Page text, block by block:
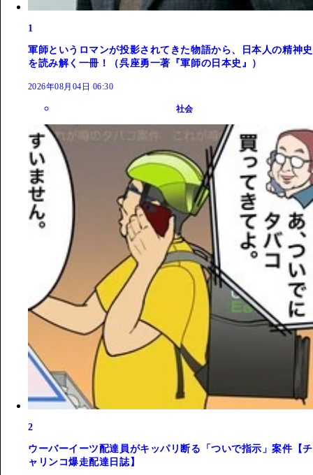
1
軍師というロマンが投影されてきた物語から、日本人の精神史
を読み解く一冊！（呉座勇一著『軍師の日本史』）
2026年08月04日 06:30
社会
2
ウーバーイーツ配達員がキッパリ断る「ついで指示」案件【チ
ャリンコ爆走配達日誌】